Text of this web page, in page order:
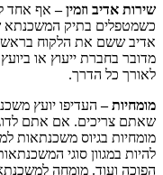
שירות אדיב וזמין –אף אחד
כשמטפלים בתיק המשכנתא
אדיב ששם את הלקוח בראש
מדובר בחברת ייעוץ או
לאורך כל הדרך.
מומחיות –העדיפו יועץ
שאתם צריכים. אם אתם
מומחיות בגיוס משכנתאות
להיות במגוון סוגי
הפוכה ועוד. מומחה